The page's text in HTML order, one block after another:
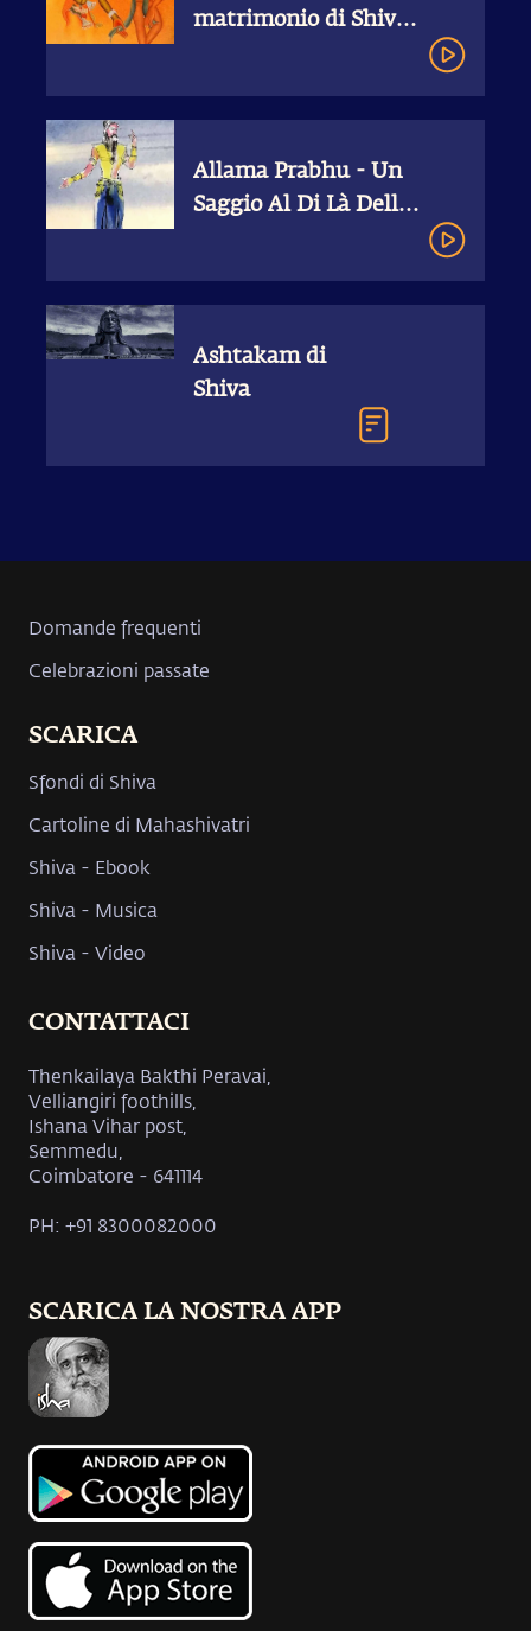
matrimonio di Shiva e
Allama Prabhu - Un
Saggio Al Di Là Delle
Ashtakam di
Shiva
Domande frequenti
Celebrazioni passate
SCARICA
Sfondi di Shiva
Cartoline di Mahashivatri
Shiva - Ebook
Shiva - Musica
Shiva - Video
CONTATTACI
Thenkailaya Bakthi Peravai,
Velliangiri foothills,
Ishana Vihar post,
Semmedu,
Coimbatore - 641114
PH: +91 8300082000
SCARICA LA NOSTRA APP